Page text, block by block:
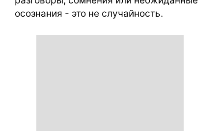
осознания - это не случайность.